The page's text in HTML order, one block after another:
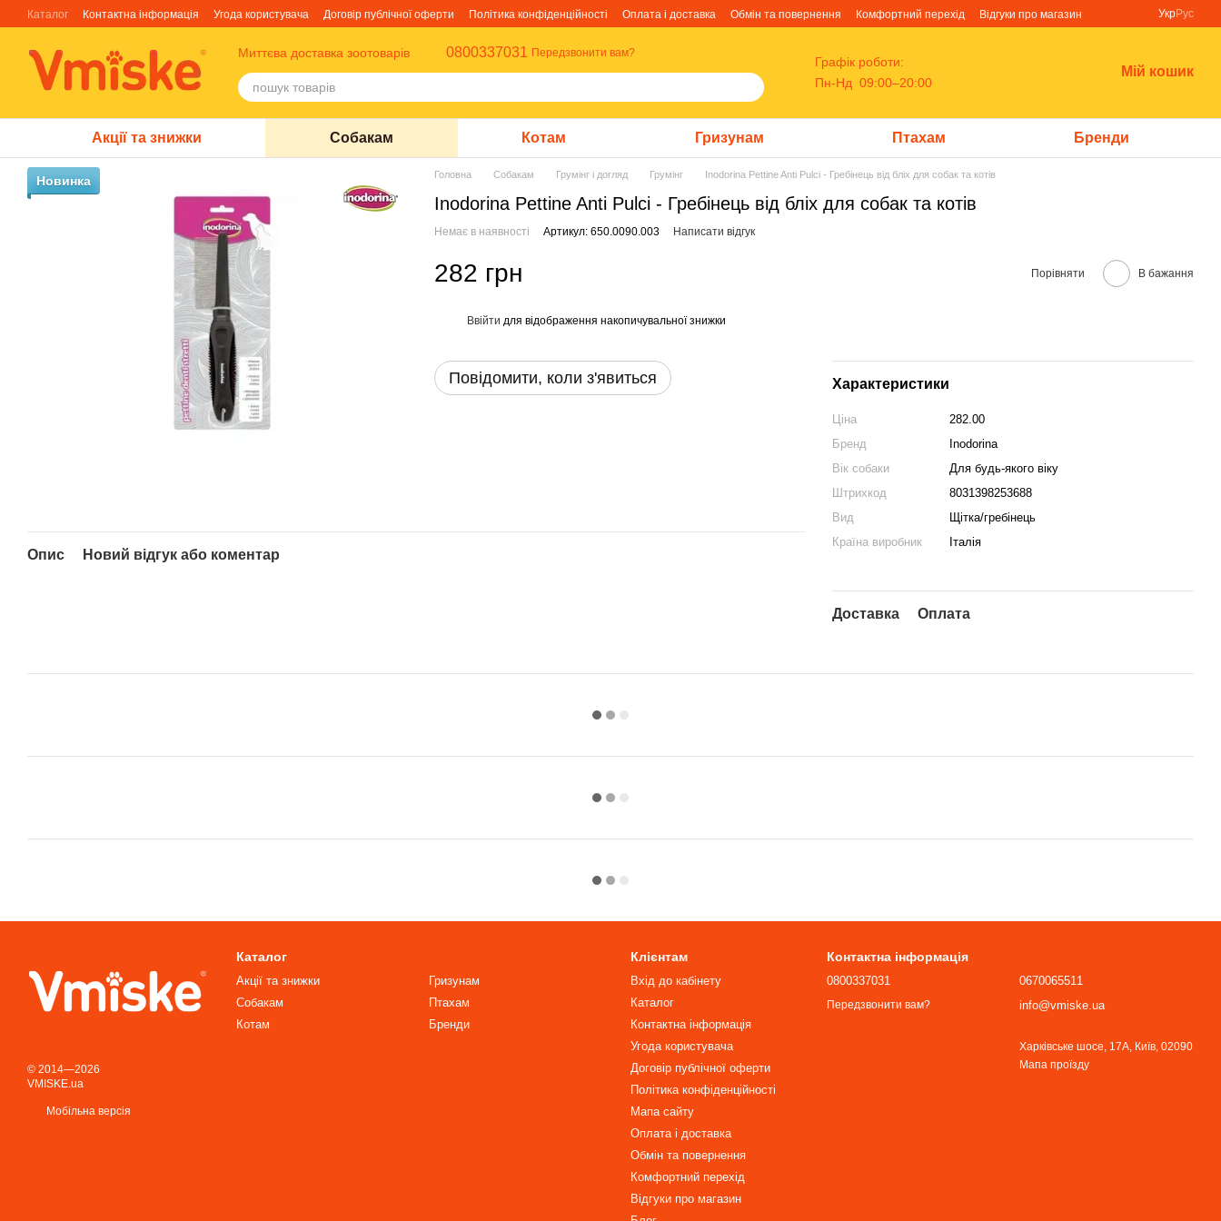
Перейти до основного контенту
Каталог Контактна інформація Угода користувача Договір публічної оферти Політика конфіденційності Оплата і доставка Обмін та повернення Комфортний перехід
Відгуки про магазин
УкрРус
Миттєва доставка зоотоварів 0800337031 Передзвонити вам?
Графік роботи:
Пн-Нд 09:00–20:00
Мій кошик
Акції та знижки Собакам Котам Гризунам Птахам Бренди
Новинка Головна Собакам Грумінг і догляд Грумінг Inodorina Pettine Anti Pulci - Гребінець від бліх для собак та котів
Inodorina Pettine Anti Pulci - Гребінець від бліх для собак та котів
Немає в наявності Артикул: 650.0090.003 Написати відгук
282 грн Порівняти В бажання
Ввійти для відображення накопичувальної знижки
Повідомити, коли з'явиться Характеристики
Ціна
282.00
Бренд
Inodorina
Вік собаки
Для будь-якого віку
Штрихкод
8031398253688
Вид
Щітка/гребінець
Країна виробник
Італія
Доставка Оплата
Опис Новий відгук або коментар
© 2014—2026
VMISKE.ua
Мобільна версія
Каталог
Акції та знижки
Собакам
Котам
Гризунам
Птахам
Бренди
Клієнтам
Вхід до кабінету
Каталог
Контактна інформація
Угода користувача
Договір публічної оферти
Політика конфіденційності
Мапа сайту
Оплата і доставка
Обмін та повернення
Комфортний перехід
Відгуки про магазин
Контактна інформація
0800337031
Передзвонити вам?
0670065511
info@vmiske.ua
Харківське шосе, 17А, Київ, 02090
Мапа проїзду